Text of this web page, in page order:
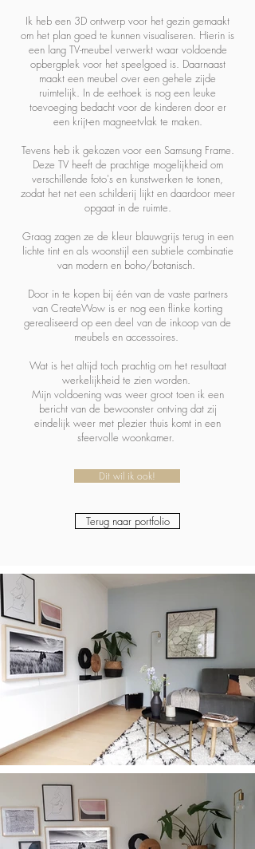
Ik heb een 3D ontwerp voor het gezin gemaakt
om het plan goed te kunnen visualiseren. Hierin is
een lang TV-meubel verwerkt waar voldoende
opbergplek voor het speelgoed is. Daarnaast
maakt een meubel over een gehele zijde
ruimtelijk. In de eethoek is nog een leuke
toevoeging bedacht voor de kinderen door er
een krijt-en magneetvlak te maken.
Tevens heb ik gekozen voor een Samsung Frame.
Deze TV heeft de prachtige mogelijkheid om
verschillende foto's en kunstwerken te tonen,
zodat het net een schilderij lijkt en daardoor meer
opgaat in de ruimte.
Graag zagen ze de kleur blauwgrijs terug in een
lichte tint en als woonstijl een subtiele combinatie
van modern en boho/botanisch.
Door in te kopen bij één van de vaste partners
van CreateWow is er nog een flinke korting
gerealiseerd op een deel van de inkoop van de
meubels en accessoires.
Wat is het altijd toch prachtig om het resultaat
werkelijkheid te zien worden.
Mijn voldoening was weer groot toen ik een
bericht van de bewoonster ontving dat zij
eindelijk weer met plezier thuis komt in een
sfeervolle woonkamer.
Dit wil ik ook!
Terug naar portfolio